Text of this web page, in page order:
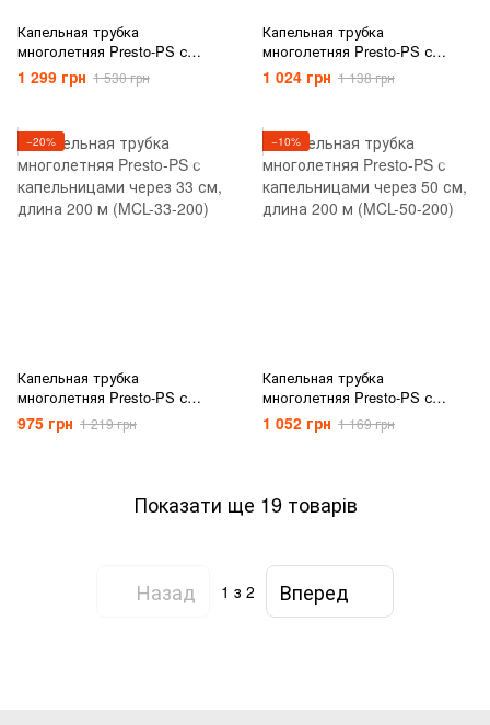
Капельная трубка
многолетняя Presto-PS с
капельницами через 20 см,
длина 200 м (MCL-20-200)
1 299 грн 1 530 грн
Капельная трубка
многолетняя Presto-PS с
капельницами через 25 см,
длина 200 м (MCL-25-200)
1 024 грн 1 138 грн
−20%
Капельная трубка
многолетняя Presto-PS с
капельницами через 33 см,
длина 200 м (MCL-33-200)
975 грн 1 219 грн
−10%
Капельная трубка
многолетняя Presto-PS с
капельницами через 50 см,
длина 200 м (MCL-50-200)
1 052 грн 1 169 грн
Показати ще 19 товарів
Назад 1 з 2 Вперед